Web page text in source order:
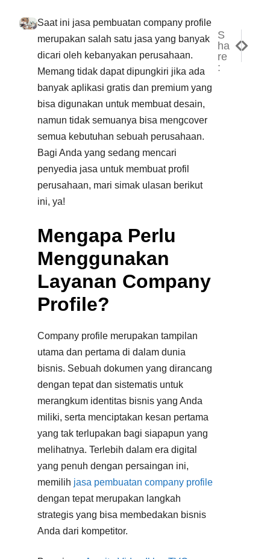
Saat ini jasa pembuatan company profile
merupakan salah satu jasa yang banyak
dicari oleh kebanyakan perusahaan.
Memang tidak dapat dipungkiri jika ada
banyak aplikasi gratis dan premium yang
bisa digunakan untuk membuat desain,
namun tidak semuanya bisa mengcover
semua kebutuhan sebuah perusahaan.
Bagi Anda yang sedang mencari
penyedia jasa untuk membuat profil
perusahaan, mari simak ulasan berikut
ini, ya!
Mengapa Perlu
Menggunakan
Layanan Company
Profile?
Company profile merupakan tampilan
utama dan pertama di dalam dunia
bisnis. Sebuah dokumen yang dirancang
dengan tepat dan sistematis untuk
merangkum identitas bisnis yang Anda
miliki, serta menciptakan kesan pertama
yang tak terlupakan bagi siapapun yang
melihatnya. Terlebih dalam era digital
yang penuh dengan persaingan ini,
memilih jasa pembuatan company profile
dengan tepat merupakan langkah
strategis yang bisa membedakan bisnis
Anda dari kompetitor.
S
ha
re
: